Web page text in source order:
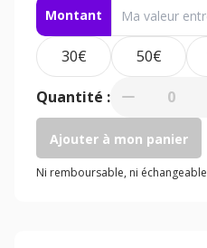
Montant
30€ 50€
Quantité : 0
Ajouter à mon panier
Ni remboursable, ni échangeable